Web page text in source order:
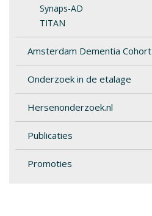
Synaps-AD
TITAN
Amsterdam Dementia Cohort
Onderzoek in de etalage
Hersenonderzoek.nl
Publicaties
Promoties